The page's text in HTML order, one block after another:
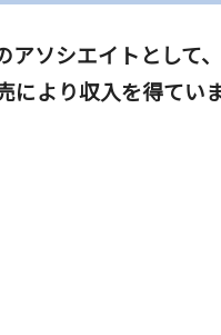
アソシエイトとして
により収入を得てい